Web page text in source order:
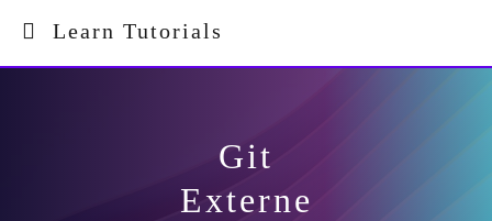
Learn Tutorials
Git
Externe